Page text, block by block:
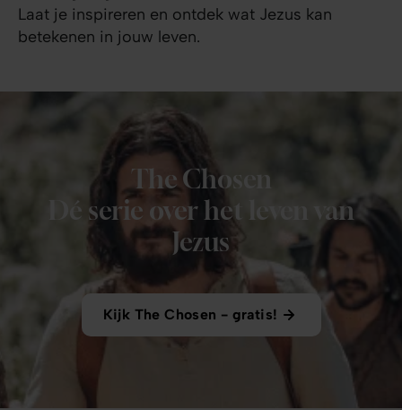
Laat je inspireren en ontdek wat Jezus kan
betekenen in jouw leven.
The Chosen
Dé serie over het leven van
Jezus
Kijk The Chosen - gratis!